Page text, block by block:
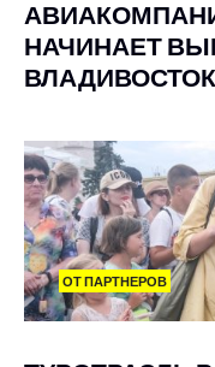
НАЧИНАЕТ
ОТ ПАРТНЕРОВ